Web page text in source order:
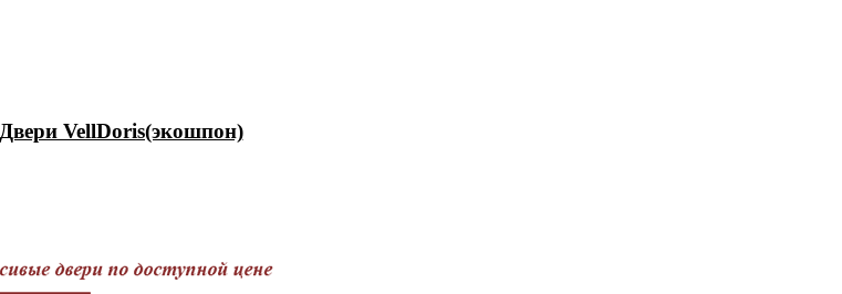
Двери VellDoris(экошпон)